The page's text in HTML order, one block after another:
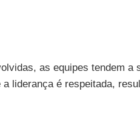
as equipes tendem a
liderança é respeitada,